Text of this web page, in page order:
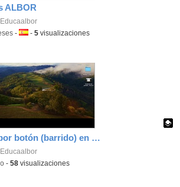
ALBOR
Educaalbor
-Idioma:
-5 visualizaciones
Control por botón (barrido) en Mac
Educaalbor
-58 visualizaciones